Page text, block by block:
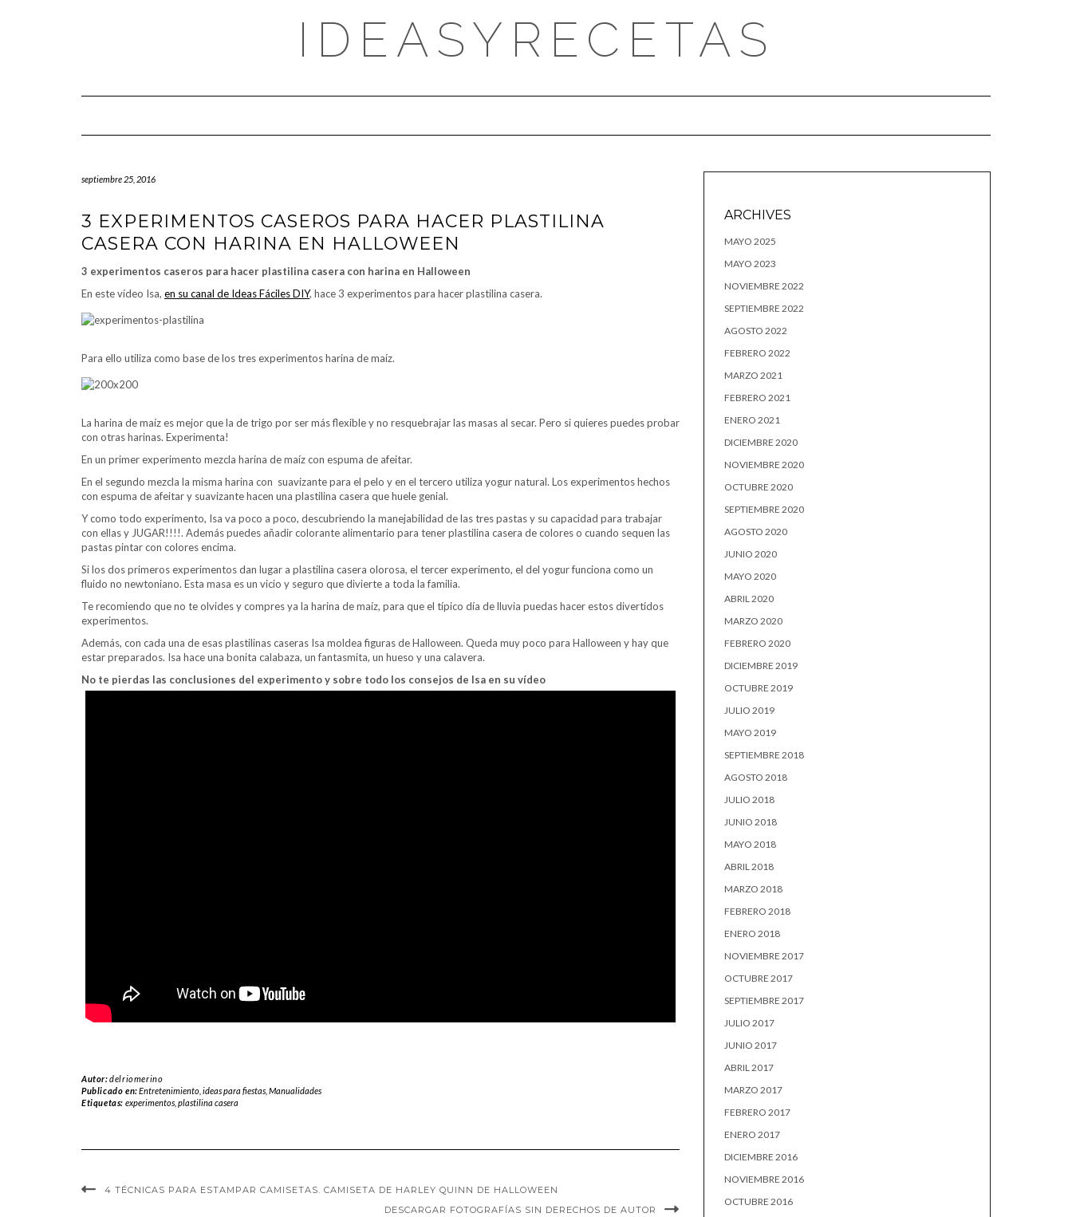
IDEASYRECETAS
septiembre 25, 2016
3 EXPERIMENTOS CASEROS PARA HACER PLASTILINA
CASERA CON HARINA EN HALLOWEEN
3 experimentos caseros para hacer plastilina casera con harina en Halloween
En este vídeo Isa, en su canal de Ideas Fáciles DIY, hace 3 experimentos para hacer plastilina casera.
Para ello utiliza como base de los tres experimentos harina de maíz.
La harina de maíz es mejor que la de trigo por ser más flexible y no resquebrajar las masas al secar. Pero si quieres puedes probar
con otras harinas. Experimenta!
En un primer experimento mezcla harina de maíz con espuma de afeitar.
En el segundo mezcla la misma harina con suavizante para el pelo y en el tercero utiliza yogur natural. Los experimentos hechos
con espuma de afeitar y suavizante hacen una plastilina casera que huele genial.
Y como todo experimento, Isa va poco a poco, descubriendo la manejabilidad de las tres pastas y su capacidad para trabajar
con ellas y JUGAR!!!!. Además puedes añadir colorante alimentario para tener plastilina casera de colores o cuando sequen las
pastas pintar con colores encima.
Si los dos primeros experimentos dan lugar a plastilina casera olorosa, el tercer experimento, el del yogur funciona como un
fluido no newtoniano. Esta masa es un vicio y seguro que divierte a toda la familia.
Te recomiendo que no te olvides y compres ya la harina de maíz, para que el típico día de lluvia puedas hacer estos divertidos
experimentos.
Además, con cada una de esas plastilinas caseras Isa moldea figuras de Halloween. Queda muy poco para Halloween y hay que
estar preparados. Isa hace una bonita calabaza, un fantasmita, un hueso y una calavera.
No te pierdas las conclusiones del experimento y sobre todo los consejos de Isa en su vídeo
Autor:delriomerino
Publicado en:Entretenimiento ,ideas para fiestas ,Manualidades
Etiquetas: experimentos, plastilina casera
4 TÉCNICAS PARA ESTAMPAR CAMISETAS. CAMISETA DE HARLEY QUINN DE HALLOWEEN
DESCARGAR FOTOGRAFÍAS SIN DERECHOS DE AUTOR
ARCHIVES
MAYO 2025
MAYO 2023
NOVIEMBRE 2022
SEPTIEMBRE 2022
AGOSTO 2022
FEBRERO 2022
MARZO 2021
FEBRERO 2021
ENERO 2021
DICIEMBRE 2020
NOVIEMBRE 2020
OCTUBRE 2020
SEPTIEMBRE 2020
AGOSTO 2020
JUNIO 2020
MAYO 2020
ABRIL 2020
MARZO 2020
FEBRERO 2020
DICIEMBRE 2019
OCTUBRE 2019
JULIO 2019
MAYO 2019
SEPTIEMBRE 2018
AGOSTO 2018
JULIO 2018
JUNIO 2018
MAYO 2018
ABRIL 2018
MARZO 2018
FEBRERO 2018
ENERO 2018
NOVIEMBRE 2017
OCTUBRE 2017
SEPTIEMBRE 2017
JULIO 2017
JUNIO 2017
ABRIL 2017
MARZO 2017
FEBRERO 2017
ENERO 2017
DICIEMBRE 2016
NOVIEMBRE 2016
OCTUBRE 2016